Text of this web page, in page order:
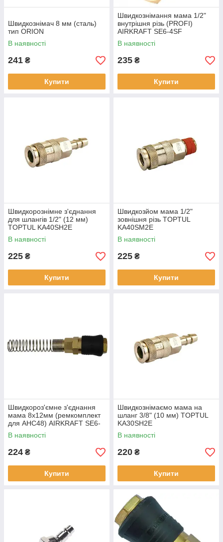
Швидкознімач 8 мм (сталь)
тип ORION
В наявності
241 ₴
Купити
Швидкознімання мама 1/2"
внутрішня різь (PROFI)
AIRKRAFT SE6-4SF
В наявності
235 ₴
Купити
Швидкорознімне з'єднання
для шлангів 1/2" (12 мм)
TOPTUL KA40SH2E
В наявності
225 ₴
Купити
Швидкозйом мама 1/2"
зовнішня різь TOPTUL
KA40SM2E
В наявності
225 ₴
Купити
Швидкороз'ємне з'єднання
мама 8х12мм (ремкомплект
для AHC48) AIRKRAFT SE6-
4SP
В наявності
224 ₴
Купити
Швидкознімаємо мама на
шланг 3/8" (10 мм) TOPTUL
KA30SH2E
В наявності
220 ₴
Купити